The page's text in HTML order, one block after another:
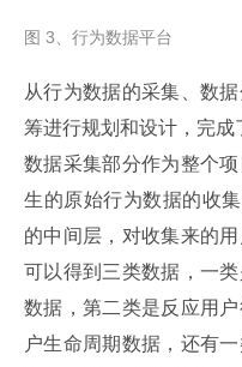
图 3、行为数据平台
从行为数据的采集、数
筹进行规划和设计，完成
数据采集部分作为整个
生的原始行为数据的收
的中间层，对收集来的
可以得到三类数据，一
数据，第二类是反应用
户生命周期数据，还有